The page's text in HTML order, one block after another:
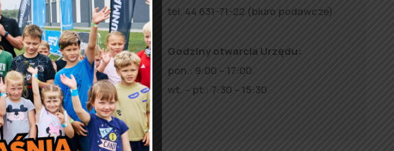
tel. 44 631-71-22 (biuro podawcze)
Godziny otwarcia Urzędu:
pon.: 9:00 – 17:00
wt. – pt.: 7:30 – 15:30